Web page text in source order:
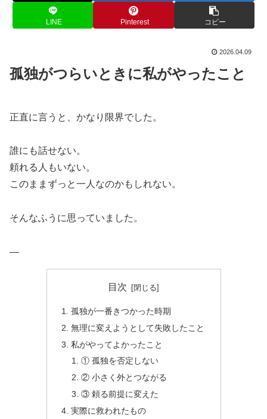
LINE Pinterest コピー
2026.04.09
孤独がつらいときに私がやったこと
正直に言うと、かなり限界でした。
誰にも話せない。
頼れる人もいない。
このままずっと一人なのかもしれない。
そんなふうに思っていました。
—
目次
孤独が一番きつかった時期
無理に変えようとして失敗したこと
私がやってよかったこと
① 孤独を否定しない
② 小さく外とつながる
③ 頼る前提に変えた
実際に救われたもの